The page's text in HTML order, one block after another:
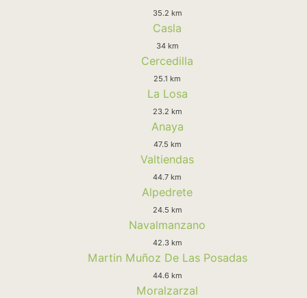
35.2 km
Casla
34 km
Cercedilla
25.1 km
La Losa
23.2 km
Anaya
47.5 km
Valtiendas
44.7 km
Alpedrete
24.5 km
Navalmanzano
42.3 km
Martin Muñoz De Las Posadas
44.6 km
Moralzarzal